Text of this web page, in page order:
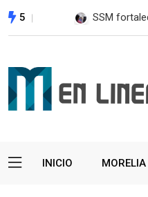
5 EE. UU.
INICIO MORELIA